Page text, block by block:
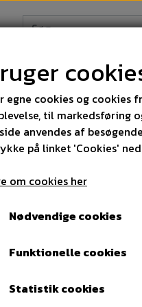
kr
ordrer over
egne cookies og cookies
til markedsføring
anvendes af
på linket 'Cookies'
om cookies her
Nødvendige cookies
Funktionelle cookies
Statistik cookies